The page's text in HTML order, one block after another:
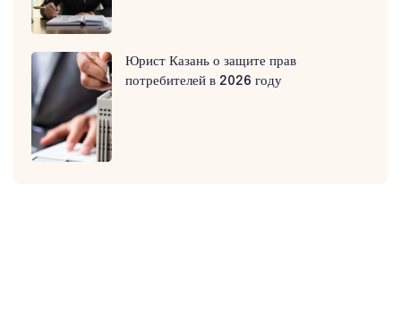
Юрист Казань о защите прав
потребителей в 2026 году